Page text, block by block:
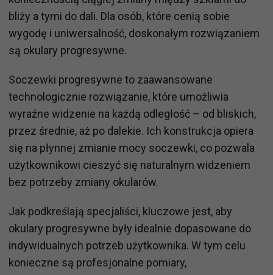
bliży a tymi do dali. Dla osób, które cenią sobie
wygodę i uniwersalność, doskonałym rozwiązaniem
są okulary progresywne.
Soczewki progresywne to zaawansowane
technologicznie rozwiązanie, które umożliwia
wyraźne widzenie na każdą odległość – od bliskich,
przez średnie, aż po dalekie. Ich konstrukcja opiera
się na płynnej zmianie mocy soczewki, co pozwala
użytkownikowi cieszyć się naturalnym widzeniem
bez potrzeby zmiany okularów.
Jak podkreślają specjaliści, kluczowe jest, aby
okulary progresywne były idealnie dopasowane do
indywidualnych potrzeb użytkownika. W tym celu
konieczne są profesjonalne pomiary,